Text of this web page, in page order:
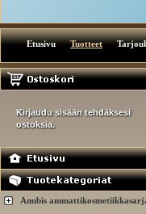
Etusivu Tuotteet
Kirjaudu sisään tehdäksesi
ostoksia.
Anubis